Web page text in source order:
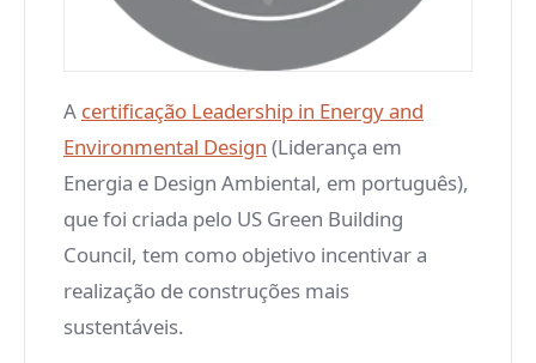
A certificação Leadership in Energy and
Environmental Design (Liderança em
Energia e Design Ambiental, em português),
que foi criada pelo US Green Building
Council, tem como objetivo incentivar a
realização de construções mais
sustentáveis.